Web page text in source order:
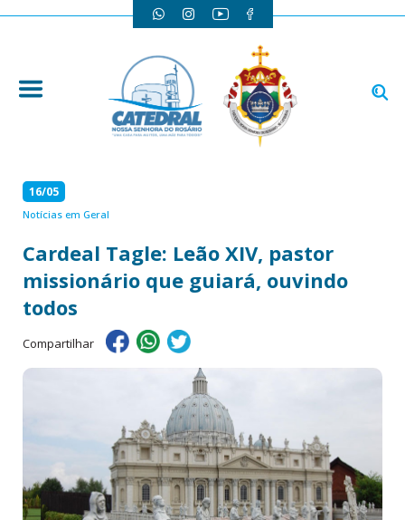
16/05
Notícias em Geral
Cardeal Tagle: Leão XIV, pastor
missionário que guiará, ouvindo
todos
Compartilhar